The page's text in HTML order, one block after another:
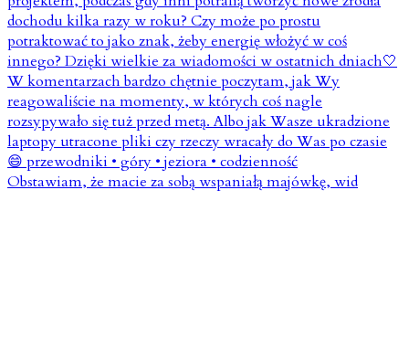
Obstawiam, że macie za sobą wspaniałą majówkę, wid